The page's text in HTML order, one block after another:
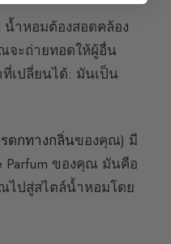
น้ำหอมต้องสอดคล้อง
จะถ่ายทอดให้ผู้อื่น
ที่เปลี่ยนได้: มันเป็น
ดกทางกลิ่นของคุณ) มี
Parfum ของคุณ มันคือ
ปสู่สไตล์น้ำหอมโดย